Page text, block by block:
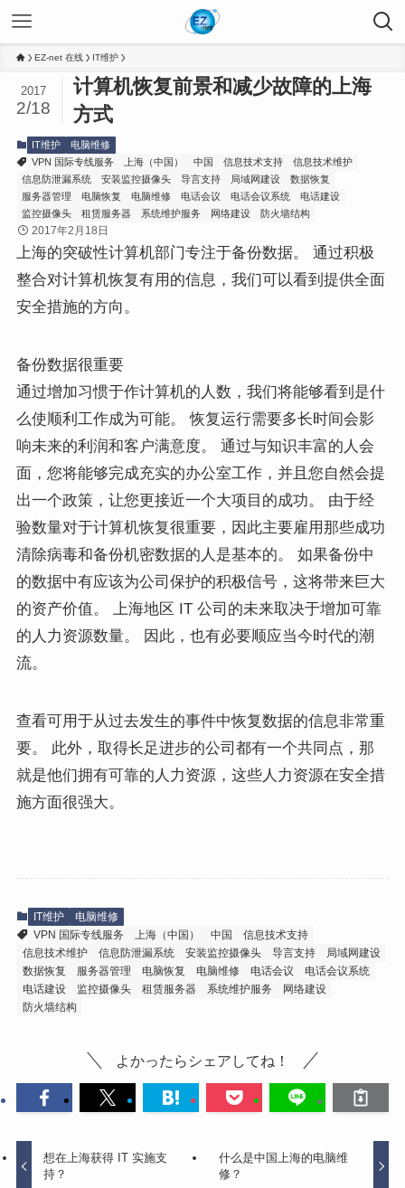
EZ-net 在线 IT维护
计算机恢复前景和减少故障的上海
方式
2017
2/18
IT维护
电脑维修
VPN 国际专线服务
上海（中国） 中国 信息技术支持
信息技术维护
信息防泄漏系统
安装监控摄像头 导言支持 局域网建设
数据恢复
服务器管理
电脑恢复 电脑维修 电话会议 电话会议系统
电话建设
监控摄像头
租赁服务器 系统维护服务 网络建设 防火墙结构
2017年2月18日
上海的突破性计算机部门专注于备份数据。 通过积极
整合对计算机恢复有用的信息，我们可以看到提供全面
安全措施的方向。
备份数据很重要
通过增加习惯于作计算机的人数，我们将能够看到是什
么使顺利工作成为可能。 恢复运行需要多长时间会影
响未来的利润和客户满意度。 通过与知识丰富的人会
面，您将能够完成充实的办公室工作，并且您自然会提
出一个政策，让您更接近一个大项目的成功。 由于经
验数量对于计算机恢复很重要，因此主要雇用那些成功
清除病毒和备份机密数据的人是基本的。 如果备份中
的数据中有应该为公司保护的积极信号，这将带来巨大
的资产价值。 上海地区 IT 公司的未来取决于增加可靠
的人力资源数量。 因此，也有必要顺应当今时代的潮
流。
查看可用于从过去发生的事件中恢复数据的信息非常重
要。 此外，取得长足进步的公司都有一个共同点，那
就是他们拥有可靠的人力资源，这些人力资源在安全措
施方面很强大。
IT维护
电脑维修
VPN 国际专线服务
上海（中国） 中国
信息技术支持
信息技术维护
信息防泄漏系统 安装监控摄像头 导言支持
局域网建设
数据恢复
服务器管理 电脑恢复 电脑维修 电话会议
电话会议系统
电话建设
监控摄像头 租赁服务器 系统维护服务
网络建设
防火墙结构
よかったらシェアしてね！
想在上海获得 IT 实施支
持？
什么是中国上海的电脑维
修？